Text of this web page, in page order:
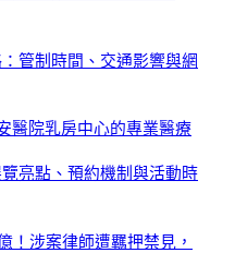
管制時間、交通影響與網
醫院乳房中心的專業醫療
亮點、預約機制與活動時
！涉案律師遭羈押禁見，